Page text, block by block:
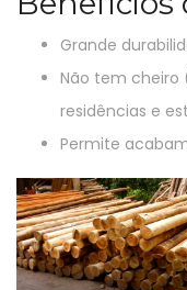
Grande
Não tem cheiro
residências e
Permite